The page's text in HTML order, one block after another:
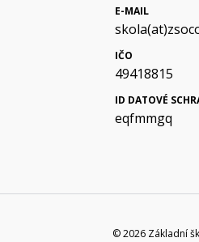
E-MAIL
IČO
49418815
ID DATOVÉ
eqfmmgq
© 2026 Základní